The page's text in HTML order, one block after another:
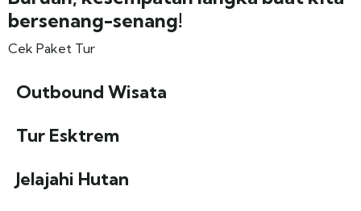
bersenang-senang!
Cek Paket Tur
Outbound Wisata
Tur Esktrem
Jelajahi Hutan